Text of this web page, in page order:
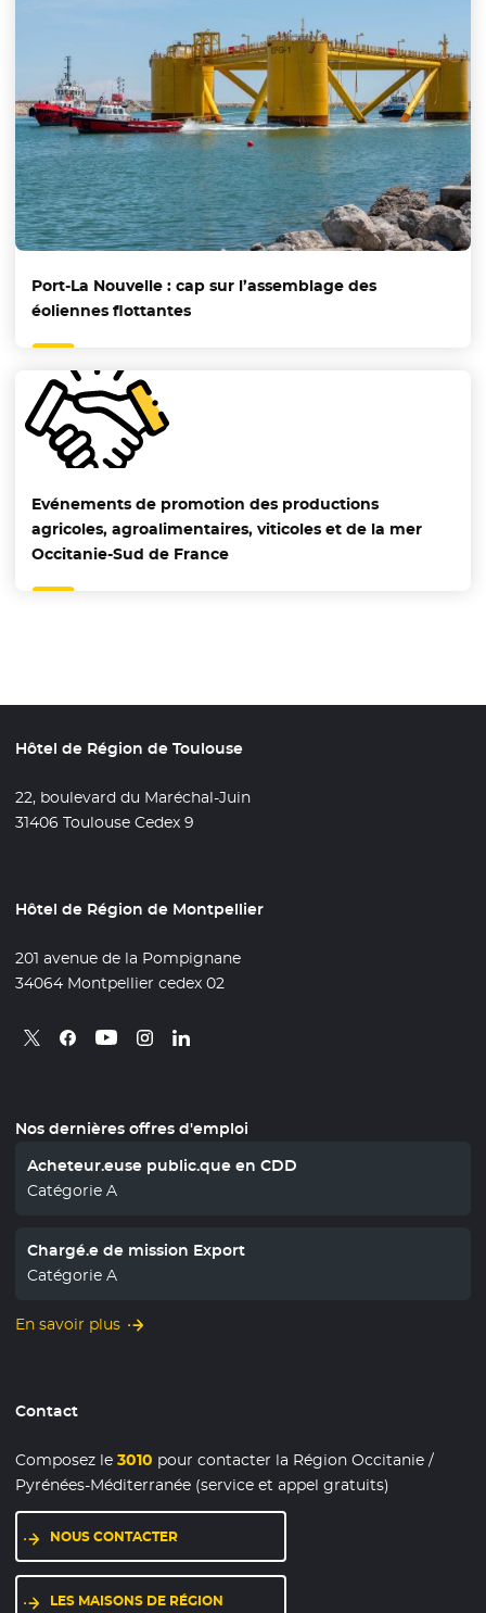
Port-La Nouvelle : cap sur l’assemblage des
éoliennes flottantes
Evénements de promotion des productions
agricoles, agroalimentaires, viticoles et de la mer
Occitanie-Sud de France
Hôtel de Région de Toulouse
22, boulevard du Maréchal-Juin
31406 Toulouse Cedex 9
Hôtel de Région de Montpellier
201 avenue de la Pompignane
34064 Montpellier cedex 02
Retrouvez nous sur X
- Nouvelle fenêtre
Retrouvez nous sur Facebook
- Nouvelle fenêtre
Retrouvez nous sur Youtube
- Nouvelle fenêtre
Retrouvez nous sur Instagram
- Nouvelle fenêtre
Retrouvez nous sur Linkedin
- Nouvelle fenêtre
Nos dernières offres d'emploi
Acheteur.euse public.que en CDD
Catégorie A
Chargé.e de mission Export
Catégorie A
En savoir plus
Contact
Composez le3010 pour contacter la Région Occitanie /
Pyrénées-Méditerranée (service et appel gratuits)
NOUS CONTACTER
LES MAISONS DE RÉGION